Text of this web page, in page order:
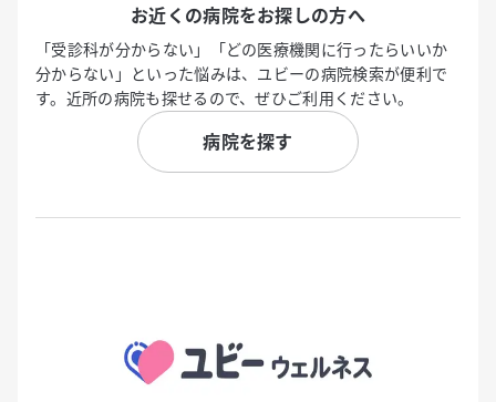
お近くの病院をお探しの方へ
「受診科が分からない」「どの医療機関に行ったらいいか
分からない」といった悩みは、ユビーの病院検索が便利で
す。近所の病院も探せるので、ぜひご利用ください。
病院を探す